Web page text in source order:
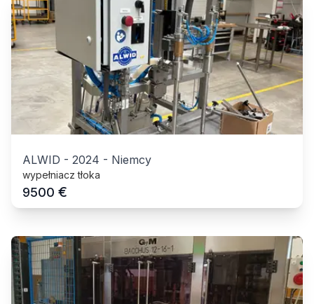
ALWID - 2024 - Niemcy
wypełniacz tłoka
9500 €